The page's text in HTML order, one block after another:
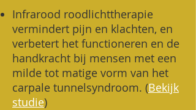
​Infrarood roodlichttherapie
vermindert pijn en klachten, en
verbetert het functioneren en de
handkracht bij mensen met een
milde tot matige vorm van het
carpale tunnelsyndroom. (Bekijk
studie)